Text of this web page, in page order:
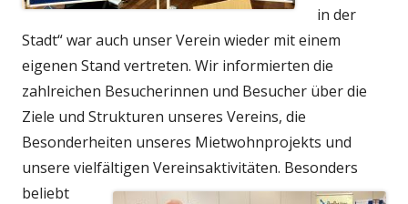
in der
Stadt“ war auch unser Verein wieder mit einem
eigenen Stand vertreten. Wir informierten die
zahlreichen Besucherinnen und Besucher über die
Ziele und Strukturen unseres Vereins, die
Besonderheiten unseres Mietwohnprojekts und
unsere vielfältigen Vereinsaktivitäten. Besonders
beliebt